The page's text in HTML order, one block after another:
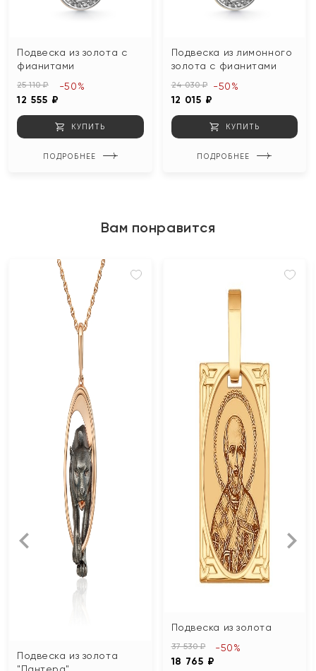
Подвеска из золота с
фианитами
25 110 ₽
12 555 ₽
-50%
КУПИТЬ
ПОДРОБНЕЕ
Подвеска из лимонного
золота с фианитами
24 030 ₽
12 015 ₽
-50%
КУПИТЬ
ПОДРОБНЕЕ
Вам понравится
Подвеска из золота
"Пантера"
Подвеска из золота
37 530 ₽
18 765 ₽
-50%